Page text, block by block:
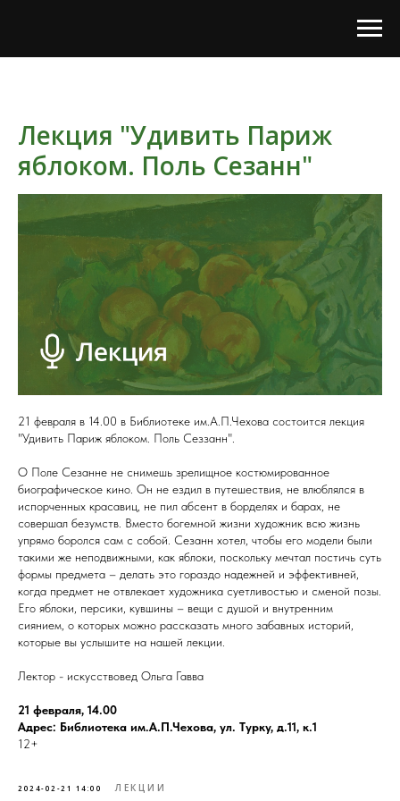
Лекция "Удивить Париж
яблоком. Поль Сезанн"
21 февраля в 14.00 в Библиотеке им.А.П.Чехова состоится лекция
"Удивить Париж яблоком. Поль Сеззанн".
О Поле Сезанне не снимешь зрелищное костюмированное
биографическое кино. Он не ездил в путешествия, не влюблялся в
испорченных красавиц, не пил абсент в борделях и барах, не
совершал безумств. Вместо богемной жизни художник всю жизнь
упрямо боролся сам с собой. Сезанн хотел, чтобы его модели были
такими же неподвижными, как яблоки, поскольку мечтал постичь суть
формы предмета – делать это гораздо надежней и эффективней,
когда предмет не отвлекает художника суетливостью и сменой позы.
Его яблоки, персики, кувшины – вещи с душой и внутренним
сиянием, о которых можно рассказать много забавных историй,
которые вы услышите на нашей лекции.
Лектор - искусствовед Ольга Гавва
21 февраля, 14.00
Адрес: Библиотека им.А.П.Чехова, ул. Турку, д.11, к.1
12+
2024-02-21 14:00 ЛЕКЦИИ